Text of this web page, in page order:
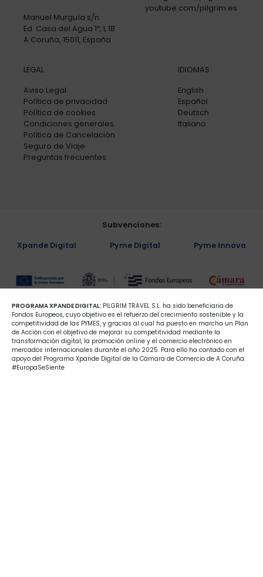
Manuel Murguía s/n
Ed. Casa del Agua 1º, L 1B
A Coruña, 15011, España
youtube.com/pilgrim.es
LEGAL
Aviso Legal
Política de privacidad
Política de cookies
Condiciones generales
Política de Cancelación
Seguro de Viaje
Preguntas frecuentes
IDIOMAS
English
Español
Deutsch
Italiano
Subvenciones:
Xpande Digital Pyme Digital Pyme Innova
PROGRAMA XPANDE DIGITAL: PILGRIM TRAVEL S.L. ha sido beneficiaria de
Fondos Europeos, cuyo objetivo es el refuerzo del crecimiento sostenible y la
competitividad de las PYMES, y gracias al cual ha puesto en marcha un Plan
de Acción con el objetivo de mejorar su competitividad mediante la
transformación digital, la promoción online y el comercio electrónico en
mercados internacionales durante el año 2025. Para ello ha contado con el
apoyo del Programa Xpande Digital de la Cámara de Comercio de A Coruña.
#EuropaSeSiente